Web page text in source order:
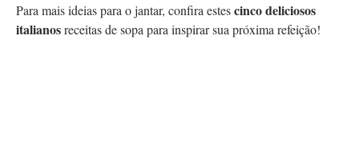
Para mais ideias para o jantar, confira estescinco deliciosos
italianosreceitas de sopa para inspirar sua próxima refeição!